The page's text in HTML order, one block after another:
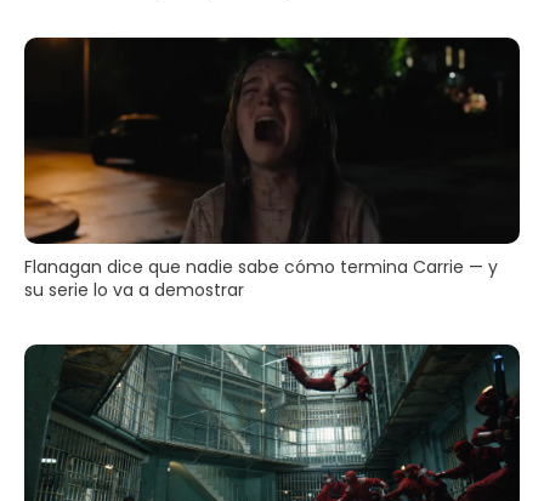
Flanagan dice que nadie sabe cómo termina Carrie — y
su serie lo va a demostrar